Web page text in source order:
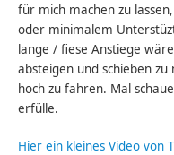
für mich machen zu
oder minimalem
lange / fiese Anstiege
absteigen und schieben
hoch zu fahren. Mal
erfülle.
Hier ein kleines Video von